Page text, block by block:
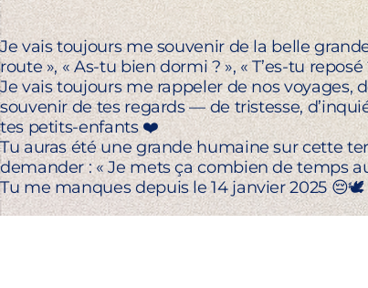
Je vais toujours me souvenir de la belle
route », « As-tu bien dormi ? », « T’es-tu
Je vais toujours me rappeler de nos voyages,
souvenir de tes regards — de tristesse,
tes petits-enfants ❤️
Tu auras été une grande humaine sur cette
demander : « Je mets ça combien de temps
Tu me manques depuis le 14 janvier 2025 😔🕊️